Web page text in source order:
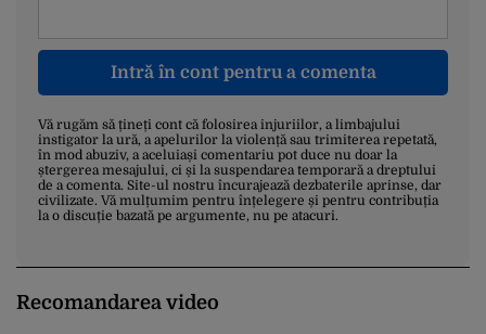
Intră în cont pentru a comenta
Vă rugăm să țineți cont că folosirea injuriilor, a limbajului
instigator la ură, a apelurilor la violență sau trimiterea repetată,
în mod abuziv, a aceluiași comentariu pot duce nu doar la
ștergerea mesajului, ci și la suspendarea temporară a dreptului
de a comenta. Site-ul nostru încurajează dezbaterile aprinse, dar
civilizate. Vă mulțumim pentru înțelegere și pentru contribuția
la o discuție bazată pe argumente, nu pe atacuri.
Recomandarea video